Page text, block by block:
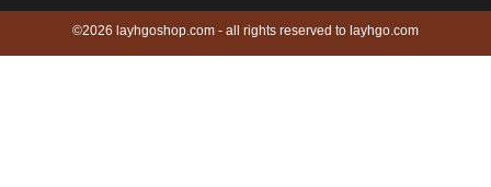
©2026 layhgoshop.com - all rights reserved to layhgo.com